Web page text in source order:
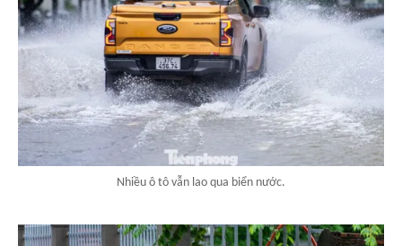
Nhiều ô tô vẫn lao qua biển nước.